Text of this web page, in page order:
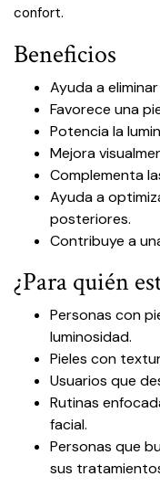
confort.
Beneficios
Ayuda a
Favorece una
Potencia la
Mejora
Complementa
Ayuda a
posteriores.
Contribuye a
¿Para quién
Personas con
luminosidad.
Pieles con
Usuarios que
Rutinas
facial.
Personas que
sus